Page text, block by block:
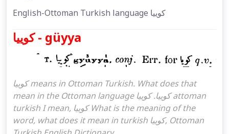
English-Ottoman Turkish language كوییا
كوییا - güyya
كوییا means in Ottoman Turkish. What does that
mean in the Ottoman language كوییا. كوییا attoman
turkish I mean, كوییا What is the meaning of the
word, what does it mean in turkish كوییا, Ottoman